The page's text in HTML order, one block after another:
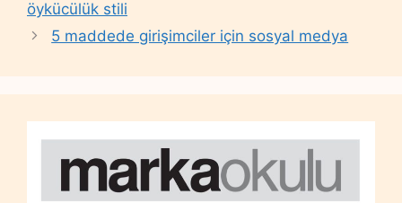
öykücülük stili
5 maddede girişimciler için sosyal medya